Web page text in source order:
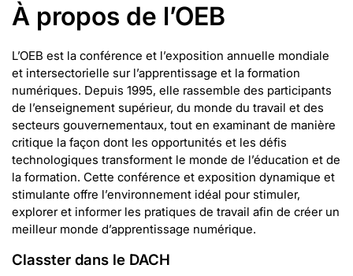
À propos de l’OEB
L’OEB est la conférence et l’exposition annuelle mondiale
et intersectorielle sur l’apprentissage et la formation
numériques. Depuis 1995, elle rassemble des participants
de l’enseignement supérieur, du monde du travail et des
secteurs gouvernementaux, tout en examinant de manière
critique la façon dont les opportunités et les défis
technologiques transforment le monde de l’éducation et de
la formation. Cette conférence et exposition dynamique et
stimulante offre l’environnement idéal pour stimuler,
explorer et informer les pratiques de travail afin de créer un
meilleur monde d’apprentissage numérique.
Classter dans le DACH